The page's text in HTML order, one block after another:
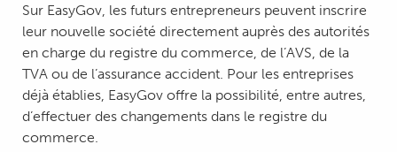
Sur EasyGov, les futurs entrepreneurs peuvent inscrire
leur nouvelle société directement auprès des autorités
en charge du registre du commerce, de l’AVS, de la
TVA ou de l’assurance accident. Pour les entreprises
déjà établies, EasyGov offre la possibilité, entre autres,
d’effectuer des changements dans le registre du
commerce.